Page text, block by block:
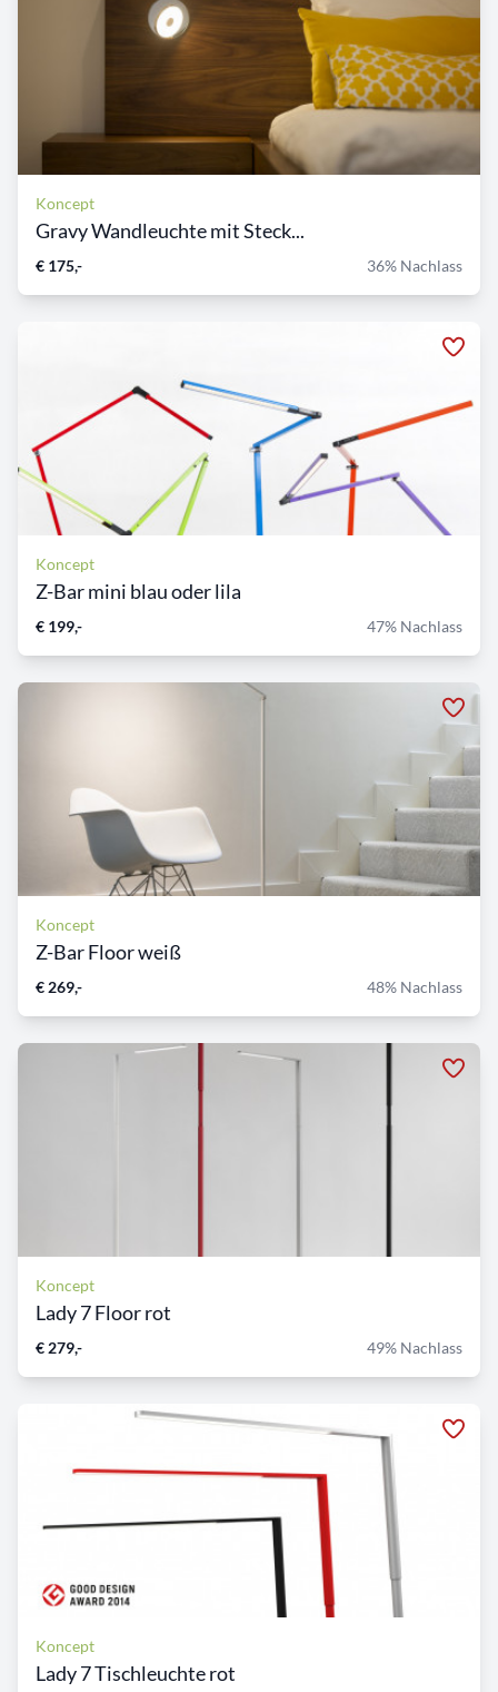
Koncept
Gravy Wandleuchte mit Steck...
€ 175,- 36% Nachlass
Koncept
Z-Bar mini blau oder lila
€ 199,- 47% Nachlass
Koncept
Z-Bar Floor weiß
€ 269,- 48% Nachlass
Koncept
Lady 7 Floor rot
€ 279,- 49% Nachlass
Koncept
Lady 7 Tischleuchte rot